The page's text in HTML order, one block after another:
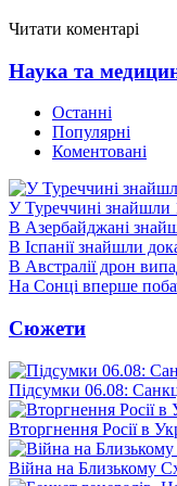
Читати коментарі
Наука та
Останні
Популярні
Коментовані
У Туреччині знайшли
В Азербайджані
В Іспанії знайшли
В Австралії дрон
На Сонці вперше
Сюжети
Підсумки 06.08:
Вторгнення Росії в
Війна на Близькому